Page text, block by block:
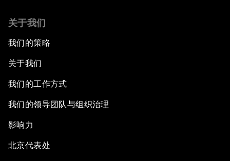
关于我们
我们的策略
关于我们
我们的工作方式
我们的领导团队与组织治理
影响力
北京代表处